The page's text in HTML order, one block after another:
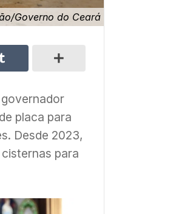
Governo do Ceará
placa para
Desde 2023,
para